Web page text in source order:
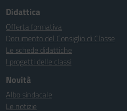
Didattica
Offerta formativa
Documento del Consiglio di Classe
Le schede didattiche
I progetti delle classi
Novità
Albo sindacale
Le notizie